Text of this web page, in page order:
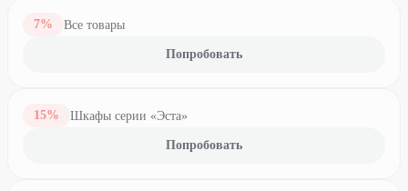
7% Все товары
Попробовать
15% Шкафы серии «Эста»
Попробовать